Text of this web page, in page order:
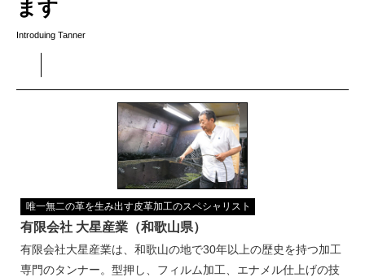
ます
Introduing Tanner
唯一無二の革を生み出す皮革加工のスペシャリスト
有限会社 大星産業（和歌山県）
有限会社大星産業は、和歌山の地で30年以上の歴史を持つ加工
専門のタンナー。型押し、フィルム加工、エナメル仕上げの技